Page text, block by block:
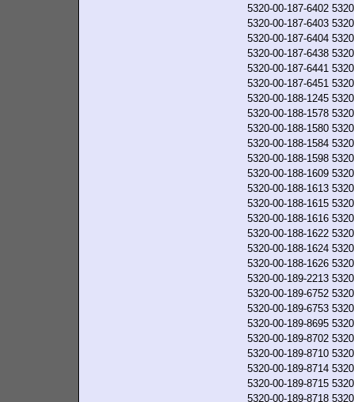
5320-00-187-6402
5320-00-187-6403
5320-00-187-6404
5320-00-187-6438
5320-00-187-6441
5320-00-187-6451
5320-00-188-1245
5320-00-188-1578
5320-00-188-1580
5320-00-188-1584
5320-00-188-1598
5320-00-188-1609
5320-00-188-1613
5320-00-188-1615
5320-00-188-1616
5320-00-188-1622
5320-00-188-1624
5320-00-188-1626
5320-00-189-2213
5320-00-189-6752
5320-00-189-6753
5320-00-189-8695
5320-00-189-8702
5320-00-189-8710
5320-00-189-8714
5320-00-189-8715
5320-00-189-8718